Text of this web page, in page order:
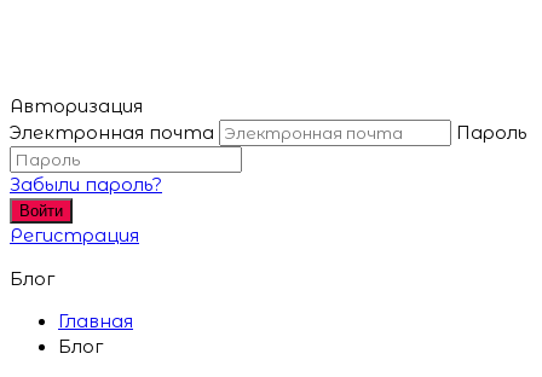
Авторизация
Электронная почта
Пароль
Забыли пароль?
Войти
Регистрация
Блог
Главная
Блог